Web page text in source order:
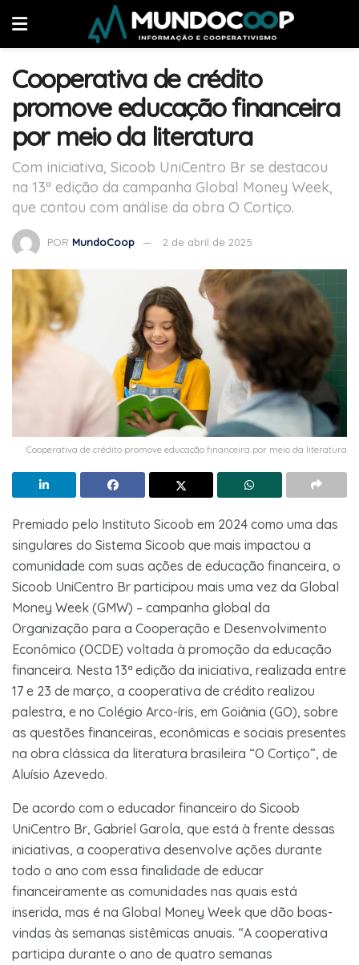
Cooperativa de crédito
promove educação financeira
por meio da literatura
Com iniciativa, Sicoob UniCentro Br se destacou
na 13ª edição da campanha Global Money Week,
que contou com análise da obra O Cortiço.
POR MundoCoop 2 de abril de 2025
Cooperativa de crédito promove educação financeira por meio da literatura
Premiado pelo Instituto Sicoob em 2024 como uma das
singulares do Sistema Sicoob que mais impactou a
comunidade com suas ações de educação financeira, o
Sicoob UniCentro Br participou mais uma vez da Global
Money Week (GMW) – campanha global da
Organização para a Cooperação e Desenvolvimento
Econômico (OCDE) voltada à promoção da educação
financeira. Nesta 13ª edição da iniciativa, realizada entre
17 e 23 de março, a cooperativa de crédito realizou
palestra, e no Colégio Arco-íris, em Goiânia (GO), sobre
as questões financeiras, econômicas e sociais presentes
na obra clássica da literatura brasileira “O Cortiço”, de
Aluísio Azevedo.
De acordo com o educador financeiro do Sicoob
UniCentro Br, Gabriel Garola, que está à frente dessas
iniciativas, a cooperativa desenvolve ações durante
todo o ano com essa finalidade de educar
financeiramente as comunidades nas quais está
inserida, mas é na Global Money Week que dão boas-
vindas às semanas sistêmicas anuais. “A cooperativa
participa durante o ano de quatro semanas